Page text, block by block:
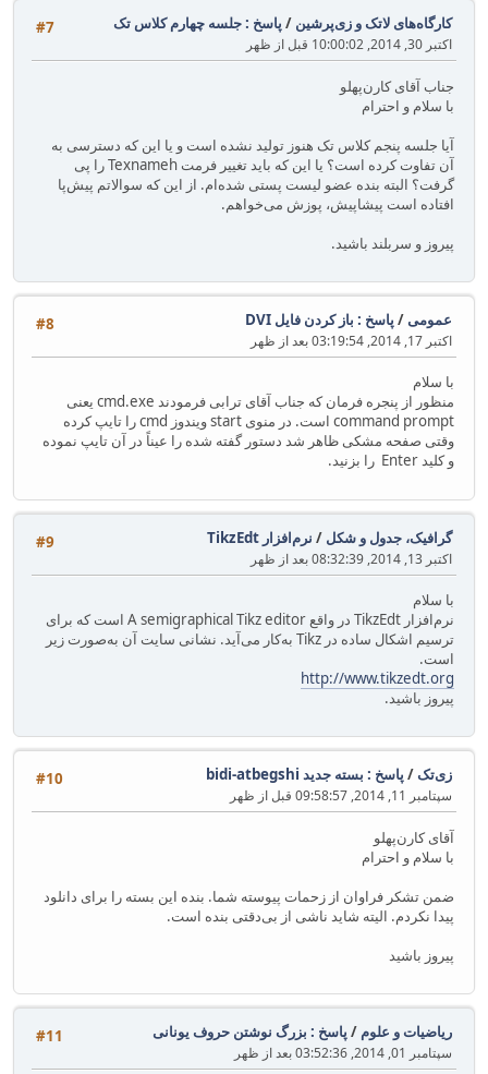
#7 کارگاه‌های لاتک و زی‌پرشین / پاسخ : جلسه چهارم کلاس تک
اکتبر 30, 2014, 10:00:02 قبل از ظهر
جناب آقای کارن‌پهلو
با سلام و احترام
آیا جلسه پنجم کلاس تک هنوز تولید نشده است و یا این که دسترسی به
آن تفاوت کرده است؟ یا این که باید تغییر فرمت Texnameh را پی
گرفت؟ البته بنده عضو لیست پستی شده‌ام. از این که سوالاتم پیش‌پا
افتاده است پیشاپیش، پوزش می‌خواهم.
پیروز و سربلند باشید.
#8 عمومی/ پاسخ : باز کردن فایل DVI
اکتبر 17, 2014, 03:19:54 بعد از ظهر
با سلام
منظور از پنجره فرمان که جناب آقای ترابی فرمودند cmd.exe یعنی
command prompt است. در منوی start ویندوز cmd را تایپ کرده
وقتی صفحه مشکی ظاهر شد دستور گفته شده را عیناً در آن تایپ نموده
و کلید Enter را بزنید.
#9 گرافیک، جدول و شکل / نرم‌افزار TikzEdt
اکتبر 13, 2014, 08:32:39 بعد از ظهر
با سلام
نرم‌افزار TikzEdt در واقع A semigraphical Tikz editor است که برای
ترسیم اشکال ساده در Tikz به‌کار می‌آید. نشانی سایت آن به‌صورت زیر
است.
http://www.tikzedt.org
پیروز باشید.
#10 زی‌تک/ پاسخ : بسته جدید bidi-atbegshi
سپتامبر 11, 2014, 09:58:57 قبل از ظهر
آقای کارن‌پهلو
با سلام و احترام
ضمن تشکر فراوان از زحمات پیوسته شما. بنده این بسته را برای دانلود
پیدا نکردم. الیته شاید ناشی از بی‌دقتی بنده است.
پیروز باشید
#11 ریاضیات و علوم / پاسخ : بزرگ نوشتن حروف یونانی
سپتامبر 01, 2014, 03:52:36 بعد از ظهر